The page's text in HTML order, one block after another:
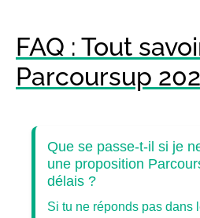
FAQ : Tout
Parcoursup
Que se passe-t-il si je
une proposition
délais ?
Si tu ne réponds pas dans